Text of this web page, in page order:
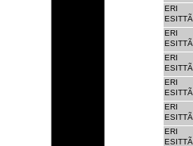
ERI
ERI
ERI
ERI
ERI
ERI